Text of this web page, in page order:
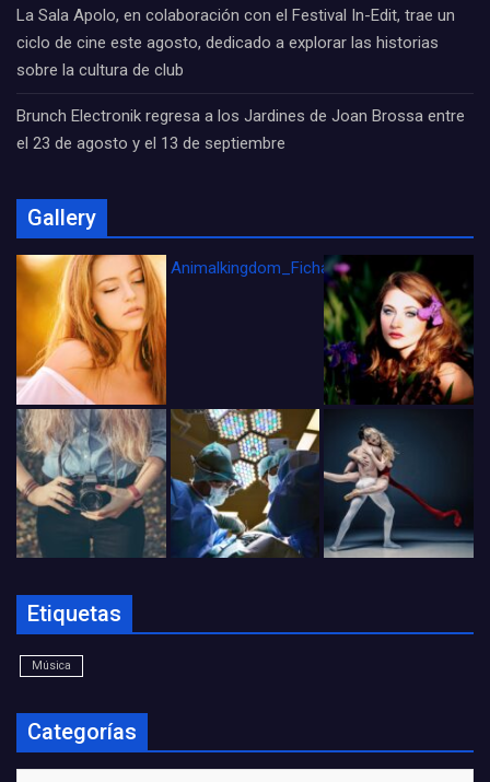
La Sala Apolo, en colaboración con el Festival In-Edit, trae un
ciclo de cine este agosto, dedicado a explorar las historias
sobre la cultura de club
Brunch Electronik regresa a los Jardines de Joan Brossa entre
el 23 de agosto y el 13 de septiembre
Gallery
Animalkingdom_FichaCine
Etiquetas
Música
Categorías